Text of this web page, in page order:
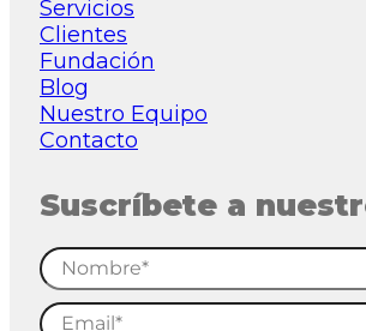
Servicios
Clientes
Fundación
Blog
Nuestro Equipo
Contacto
Suscríbete a